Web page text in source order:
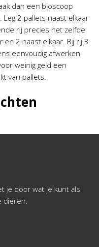
dan een bioscoop
2 pallets naast elkaar
rij precies het zelfde
en 2 naast elkaar. Bij rij 3
eenvoudig afwerken
weinig geld een
van pallets.
je door wat je kunt als
dieren.